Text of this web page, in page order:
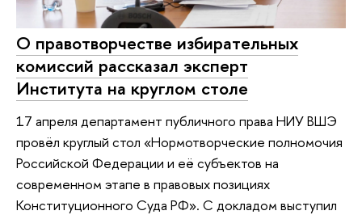
О правотворчестве избирательных
комиссий рассказал эксперт
Института на круглом столе
17 апреля департамент публичного права НИУ ВШЭ
провёл круглый стол «Нормотворческие полномочия
Российской Федерации и её субъектов на
современном этапе в правовых позициях
Конституционного Суда РФ». С докладом выступил